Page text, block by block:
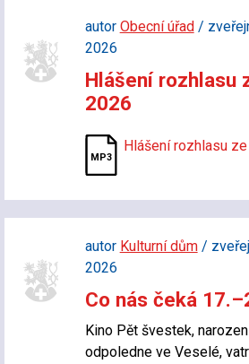
autor Obecní úřad/
2026
Hlášení rozhlasu
2026
Hlášení rozhlasu
autor Kulturní dům/
2026
Co nás čeká
Kino Pět švestek,
odpoledne ve Veselé,